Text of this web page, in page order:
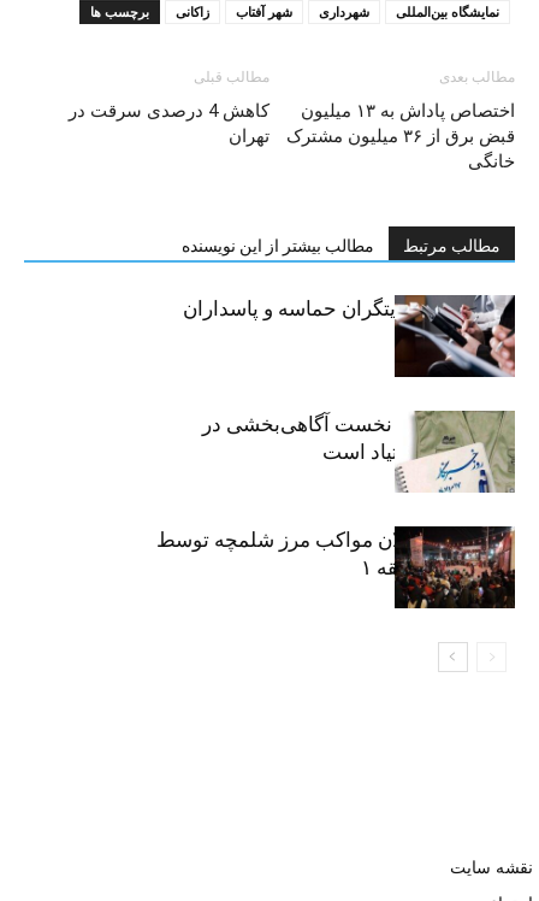
برچسب ها زاکانی شهر آفتاب شهرداری نمایشگاه بین‌المللی
مطالب قبلی
کاهش 4 درصدی سرقت در
تهران
مطالب بعدی
اختصاص پاداش به ۱۳ میلیون
قبض برق از ۳۶ میلیون مشترک
خانگی
مطالب مرتبط مطالب بیشتر از این نویسنده
خبرنگاران، روایتگران حماسه و پاسداران
حقیقت
«رسانه» سنگر نخست آگاهی‌بخشی در
پیشگیری از اعتیاد است
نکوداشت فعالان مواکب مرز شلمچه توسط
شهرداری منطقه ۱
نقشه سایت